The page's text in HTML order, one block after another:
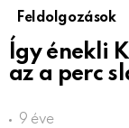
Feldolgozások
Így énekli
az a perc
9 éve